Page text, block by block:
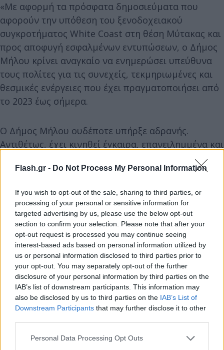
Flash.gr - Do Not Process My Personal Information
If you wish to opt-out of the sale, sharing to third parties, or
processing of your personal or sensitive information for
targeted advertising by us, please use the below opt-out
section to confirm your selection. Please note that after your
opt-out request is processed you may continue seeing
interest-based ads based on personal information utilized by
us or personal information disclosed to third parties prior to
your opt-out. You may separately opt-out of the further
disclosure of your personal information by third parties on the
IAB’s list of downstream participants. This information may
also be disclosed by us to third parties on the IAB’s List of
Downstream Participants that may further disclose it to other
Please note that this website/app uses one or more Google
Personal Data Processing Opt Outs
«Με αφορμή τα πρόσφατα δημοσιεύματα που
αφορούν την υπόθεση του ξενοδοχειακού
συγκροτήματος White Coast στη θέση Μύτακας και
προς αποφυγή εσφαλμένων εντυπώσεων, ο Δήμος
Μήλου κρίνει αναγκαίο να ενημερώσει υπεύθυνα
τους πολίτες για τις συνεχείς, τεκμηριωμένες και
θεσμικές ενέργειες που έχει πραγματοποιήσει από
το 2023 έως σήμερα.
Ο Δήμος Μήλου ουδέποτε υπήρξε αδρανής.
Αντιθέτως, έχει κινηθεί έγκαιρα, επανειλημμένα και
με κάθε νόμιμο μέσο, με μοναδικό στόχο την
προστασία του φυσικού περιβάλλοντος, της
Χρονολόγιο βασικών ενεργειών του Δήμου Μήλου:
Δεκέμβριος 2023
Η Επιτροπή Περιβάλλοντος και Ποιότητας Ζωής
του Δήμου Μήλου γνωμοδοτεί αρνητικά για την
έκδοση οικοδομικών αδειών μεγάλων τουριστικών
καταλυμάτων στο νησί, επισημαίνοντας ότι